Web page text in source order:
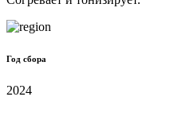
Год сбора
2024